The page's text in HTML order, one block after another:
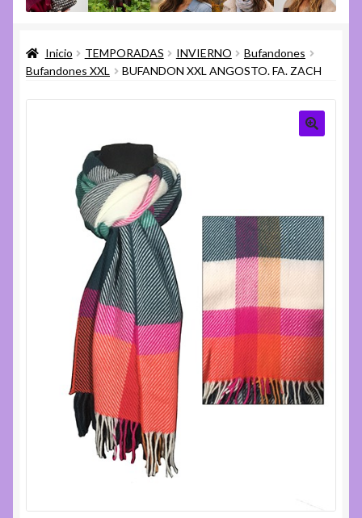
menú
menú
hijo
Ayuda
el
menú
hijo
Inicio TEMPORADAS INVIERNO
Bufandones
Bufandones XXL
BUFANDON XXL ANGOSTO. FA. ZACH